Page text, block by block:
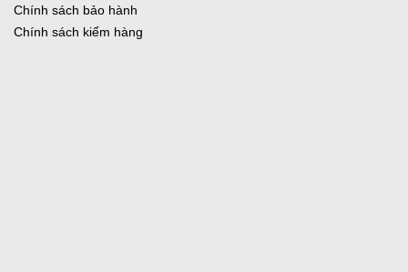
Chính sách bảo hành
Chính sách kiểm hàng